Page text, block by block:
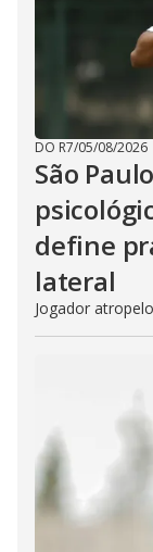
DO R7/05/08/2026
São
define
lateral
Jogador